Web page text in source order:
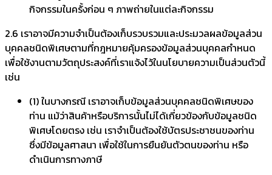
กิจกรรมในครั้งก่อน ๆ ภาพถ่ายในแต่ละกิจกรรม
2.6 เราอาจมีความจำเป็นต้องเก็บรวบรวมและประมวลผลข้อมูลส่วน
บุคคลชนิดพิเศษตามที่กฎหมายคุ้มครองข้อมูลส่วนบุคคลกำหนด
เพื่อใช้งานตามวัตถุประสงค์ที่เราแจ้งไว้ในนโยบายความเป็นส่วนตัวนี้
เช่น
(1) ในบางกรณี เราอาจเก็บข้อมูลส่วนบุคคลชนิดพิเศษของ
ท่าน แม้ว่าสินค้าหรือบริการนั้นไม่ได้เกี่ยวข้องกับข้อมูลชนิด
พิเศษโดยตรง เช่น เราจำเป็นต้องใช้บัตรประชาชนของท่าน
ซึ่งมีข้อมูลศาสนา เพื่อใช้ในการยืนยันตัวตนของท่าน หรือ
ดำเนินการทางภาษี